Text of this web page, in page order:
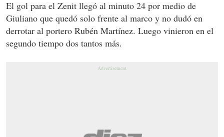
El gol para el Zenit llegó al minuto 24 por medio de
Giuliano que quedó solo frente al marco y no dudó en
derrotar al portero Rubén Martínez. Luego vinieron en el
segundo tiempo dos tantos más.